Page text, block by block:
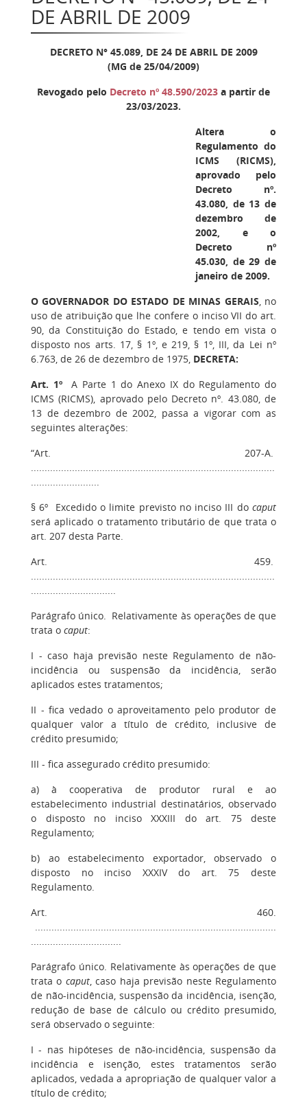
DE ABRIL DE 2009
DECRETO N° 45.089, DE 24 DE ABRIL DE 2009
(MG de 25/04/2009)
Revogado pelo Decreto nº 48.590/2023 a partir de
23/03/2023.
Altera o
Regulamento do
ICMS (RICMS),
aprovado pelo
Decreto nº.
43.080, de 13 de
dezembro de
2002, e o
Decreto nº
45.030, de 29 de
janeiro de 2009.
O GOVERNADOR DO ESTADO DE MINAS GERAIS, no
uso de atribuição que lhe confere o inciso VII do art.
90, da Constituição do Estado, e tendo em vista o
disposto nos arts. 17, § 1º, e 219, § 1º, III, da Lei nº
6.763, de 26 de dezembro de 1975, DECRETA:
Art. 1ºA Parte 1 do Anexo IX do Regulamento do
ICMS (RICMS), aprovado pelo Decreto nº. 43.080, de
13 de dezembro de 2002, passa a vigorar com as
seguintes alterações:
“Art. 207-A.
.........................................................................................
.........................
§ 6º Excedido o limite previsto no inciso III do caput
será aplicado o tratamento tributário de que trata o
art. 207 desta Parte.
Art. 459.
.........................................................................................
...............................
Parágrafo único. Relativamente às operações de que
trata o caput:
I - caso haja previsão neste Regulamento de não-
incidência ou suspensão da incidência, serão
aplicados estes tratamentos;
II - fica vedado o aproveitamento pelo produtor de
qualquer valor a título de crédito, inclusive de
crédito presumido;
III - fica assegurado crédito presumido:
a) à cooperativa de produtor rural e ao
estabelecimento industrial destinatários, observado
o disposto no inciso XXXIII do art. 75 deste
Regulamento;
b) ao estabelecimento exportador, observado o
disposto no inciso XXXIV do art. 75 deste
Regulamento.
Art. 460.
........................................................................................
.................................
Parágrafo único. Relativamente às operações de que
trata o caput, caso haja previsão neste Regulamento
de não-incidência, suspensão da incidência, isenção,
redução de base de cálculo ou crédito presumido,
será observado o seguinte:
I - nas hipóteses de não-incidência, suspensão da
incidência e isenção, estes tratamentos serão
aplicados, vedada a apropriação de qualquer valor a
título de crédito;